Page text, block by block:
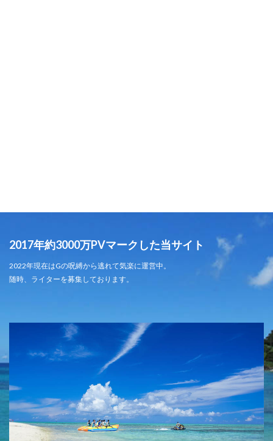
2017年約3000万PVマークした当サイト
2022年現在はGの呪縛から逃れて気楽に運営中。
随時、ライターを募集しております。